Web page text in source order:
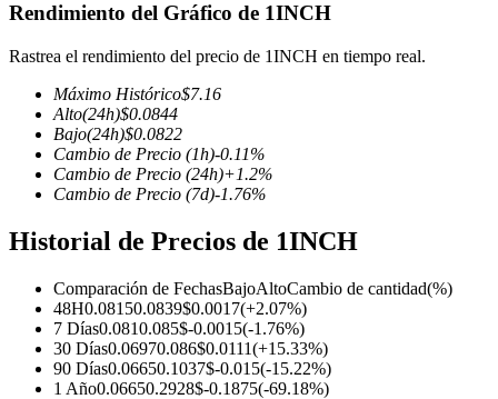
Futuros COIN-M
Futuros de criptomonedas
TradFi
Derivados de acciones, divisas, metales preciosos y materias
primas
Rendimiento del Gráfico de 1INCH
Rastrea el rendimiento del precio de 1INCH en tiempo real.
Máximo Histórico$7.16
Alto(24h)$0.0844
Bajo(24h)$0.0822
Cambio de Precio (1h)-0.11%
Cambio de Precio (24h)+1.2%
Cambio de Precio (7d)-1.76%
Historial de Precios de 1INCH
Comparación de FechasBajoAltoCambio de cantidad(%)
48H0.08150.0839$0.0017(+2.07%)
7 Días0.0810.085$-0.0015(-1.76%)
30 Días0.06970.086$0.0111(+15.33%)
90 Días0.06650.1037$-0.015(-15.22%)
1 Año0.06650.2928$-0.1875(-69.18%)